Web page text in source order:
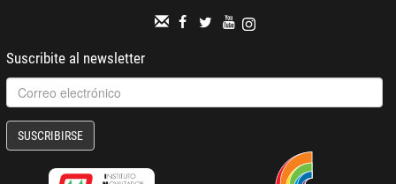
Suscribite al newsletter
SUSCRIBIRSE